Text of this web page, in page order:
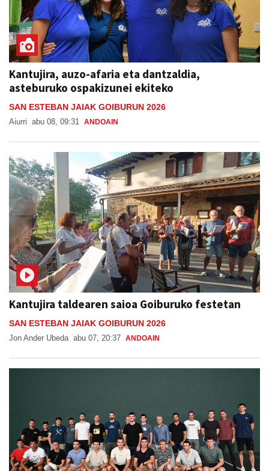
Kantujira, auzo-afaria eta dantzaldia,
asteburuko ospakizunei ekiteko
SAN ESTEBAN JAIAK GOIBURUN 2026
Aiurri abu 08, 09:31 ANDOAIN
Kantujira taldearen saioa Goiburuko festetan
SAN ESTEBAN JAIAK GOIBURUN 2026
Jon Ander Ubeda abu 07, 20:37 ANDOAIN